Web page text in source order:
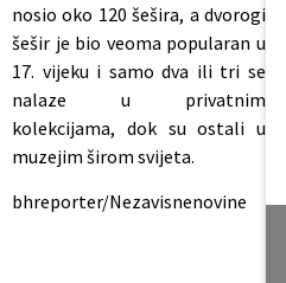
nosio oko 120 šešira, a dvorogi
šešir je bio veoma popularan u
17. vijeku i samo dva ili tri se
nalaze u privatnim
kolekcijama, dok su ostali u
muzejim širom svijeta.
bhreporter/Nezavisnenovine